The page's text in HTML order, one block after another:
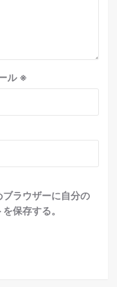
ル※
ラウザーに自分の
保存する。